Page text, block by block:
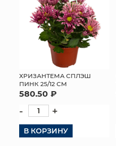
ХРИЗАНТЕМА СПЛЭШ
ПИНК 25/12 СМ
580.50 ₽
- +
В КОРЗИНУ